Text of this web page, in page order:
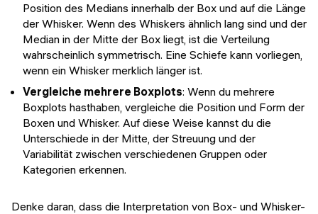
Position des Medians innerhalb der Box und auf die Länge
der Whisker. Wenn des Whiskers ähnlich lang sind und der
Median in der Mitte der Box liegt, ist die Verteilung
wahrscheinlich symmetrisch. Eine Schiefe kann vorliegen,
wenn ein Whisker merklich länger ist.
Vergleiche mehrere Boxplots: Wenn du mehrere
Boxplots hasthaben, vergleiche die Position und Form der
Boxen und Whisker. Auf diese Weise kannst du die
Unterschiede in der Mitte, der Streuung und der
Variabilität zwischen verschiedenen Gruppen oder
Kategorien erkennen.
Denke daran, dass die Interpretation von Box- und Whisker-